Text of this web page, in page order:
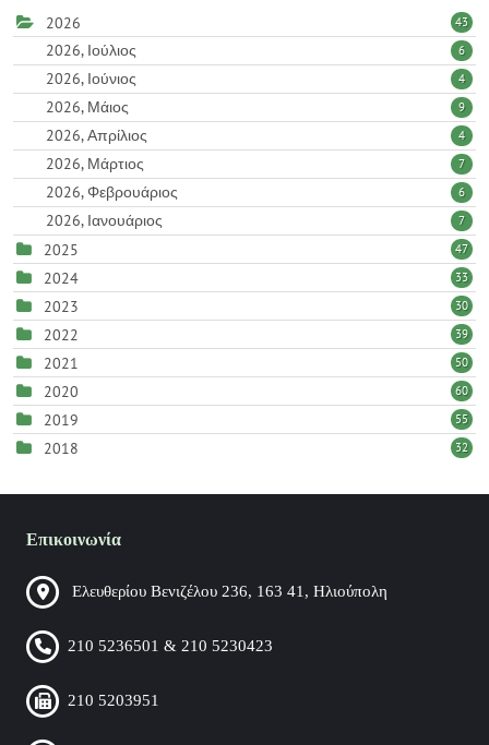
2026 43
2026, Ιούλιος 6
2026, Ιούνιος 4
2026, Μάιος 9
2026, Απρίλιος 4
2026, Μάρτιος 7
2026, Φεβρουάριος 6
2026, Ιανουάριος 7
2025 47
2024 33
2023 30
2022 39
2021 50
2020 60
2019 55
2018 32
Επικοινωνία
Ελευθερίου Βενιζέλου 236, 163 41, Ηλιούπολη
210 5236501 & 210 5230423
210 5203951